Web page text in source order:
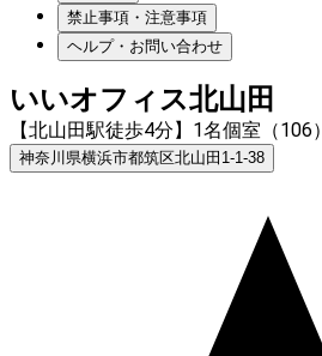
禁止事項・注意事項
ヘルプ・お問い合わせ
いいオフィス北山田
【北山田駅徒歩4分】1名個室（106）
神奈川県横浜市都筑区北山田1-1-38